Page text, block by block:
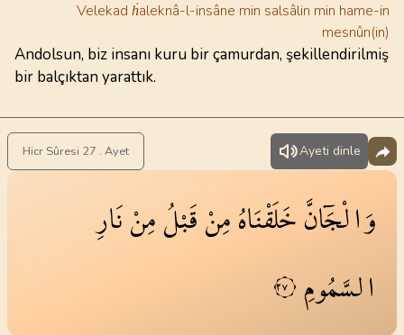
Velekad ḣaleknâ-l-insâne min salsâlin min hame-in
mesnûn(in)
Andolsun, biz insanı kuru bir çamurdan, şekillendirilmiş
bir balçıktan yarattık.
Hicr Sûresi 27 . Ayet Ayeti dinle
وَالْجَٓانَّخَلَقْنَاهُمِنْقَبْلُمِنْنَارِ
السَّمُومِ ٢٧